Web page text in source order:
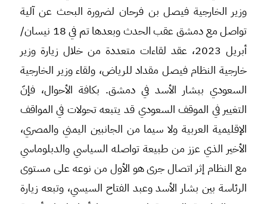
وزير الخارجية فيصل بن فرحان لضرورة البحث عن آلية
تواصل مع دمشق عقب الحدث وبعدها تم في 18 نيسان/
أبريل 2023، عقد لقاءات متعددة من خلال زيارة وزير
خارجية النظام فيصل مقداد للرياض، ولقاء وزير الخارجية
السعودي ببشار الأسد في دمشق. بكافة الأحوال، فإنّ
التغيير في الموقف السعودي قد يتبعه تحولات في المواقف
الإقليمية العربية ولا سيما من الجانبين اليمني والمصري،
الأخير الذي عزز من طبيعة تواصله السياسي والدبلوماسي
مع النظام إثر اتصال جرى هو الأول من نوعه على مستوى
الرئاسة بين بشار الأسد وعبد الفتاح السيسي، وتبعه زيارة